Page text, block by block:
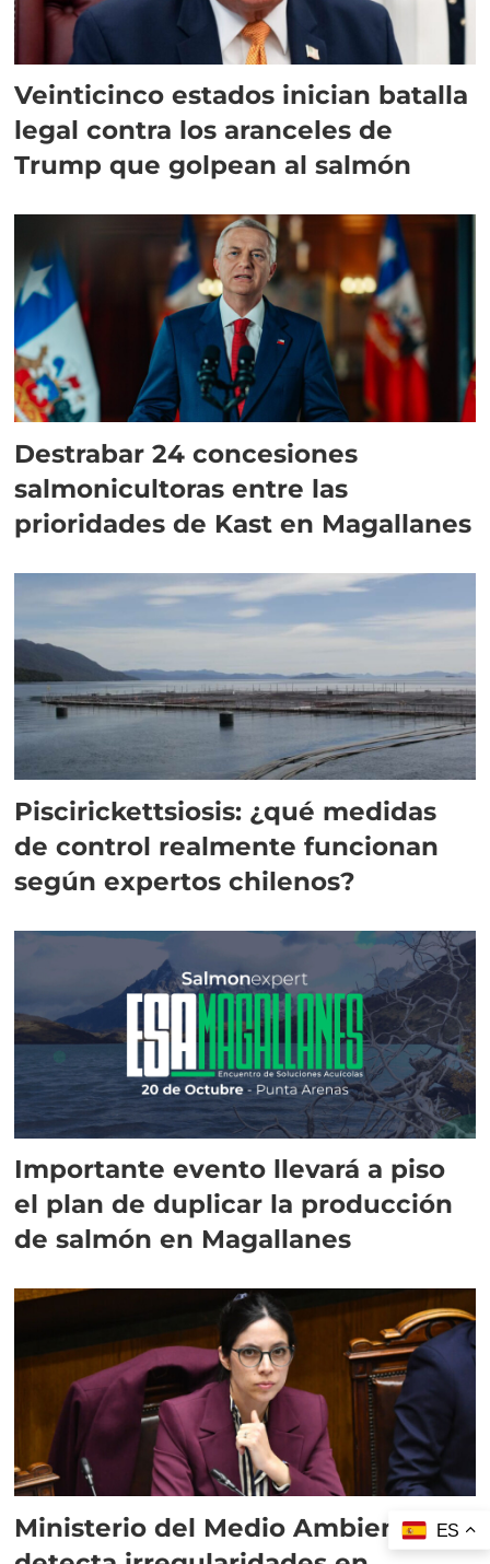
Veinticinco estados inician batalla
legal contra los aranceles de
Trump que golpean al salmón
Destrabar 24 concesiones
salmonicultoras entre las
prioridades de Kast en Magallanes
Piscirickettsiosis: ¿qué medidas
de control realmente funcionan
según expertos chilenos?
Importante evento llevará a piso
el plan de duplicar la producción
de salmón en Magallanes
Ministerio del Medio Ambiente
ES